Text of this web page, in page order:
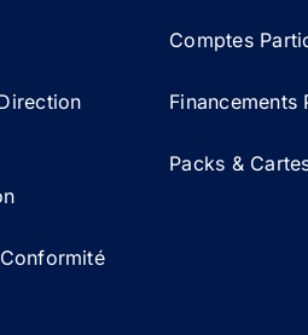
Comptes
Financements
Packs &